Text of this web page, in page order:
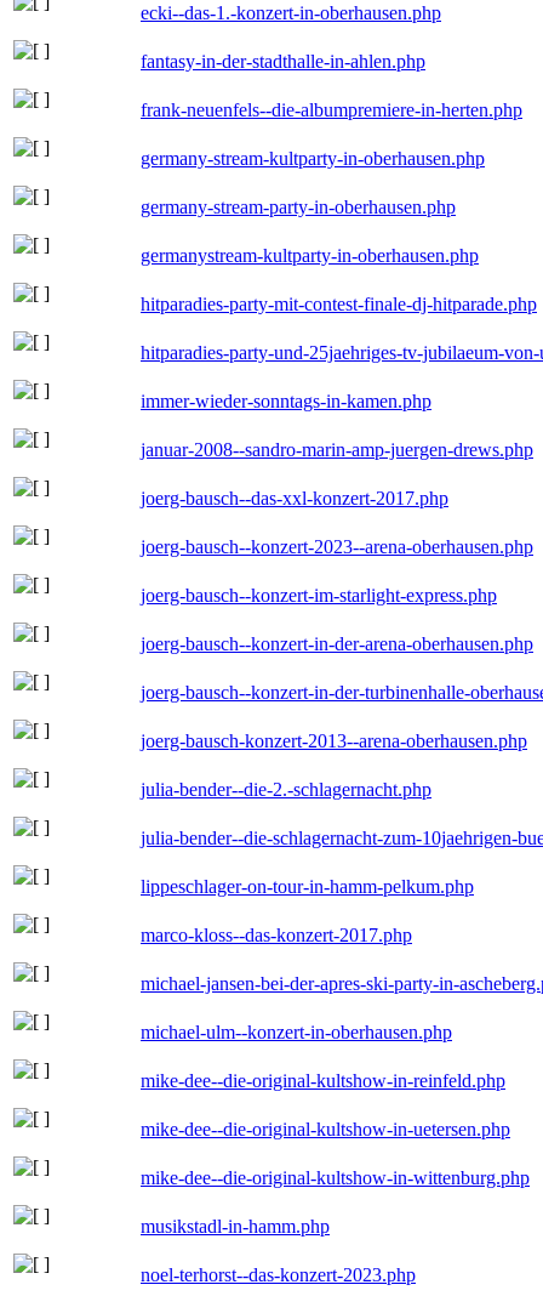
ecki--das-1.-konzert-in-oberhausen.php
fantasy-in-der-stadthalle-in-ahlen.php
frank-neuenfels--die-albumpremiere-in-herten.php
germany-stream-kultparty-in-oberhausen.php
germany-stream-party-in-oberhausen.php
germanystream-kultparty-in-oberhausen.php
hitparadies-party-mit-contest-finale-dj-hitparade.php
hitparadies-party-und-25jaehriges-tv-jubilaeum-
immer-wieder-sonntags-in-kamen.php
januar-2008--sandro-marin-amp-juergen-drews.php
joerg-bausch--das-xxl-konzert-2017.php
joerg-bausch--konzert-2023--arena-oberhausen.php
joerg-bausch--konzert-im-starlight-express.php
joerg-bausch--konzert-in-der-arena-oberhausen.php
joerg-bausch--konzert-in-der-turbinenhalle-
joerg-bausch-konzert-2013--arena-oberhausen.php
julia-bender--die-2.-schlagernacht.php
julia-bender--die-schlagernacht-zum-10jaehrigen-
lippeschlager-on-tour-in-hamm-pelkum.php
marco-kloss--das-konzert-2017.php
michael-jansen-bei-der-apres-ski-party-in-
michael-ulm--konzert-in-oberhausen.php
mike-dee--die-original-kultshow-in-reinfeld.php
mike-dee--die-original-kultshow-in-uetersen.php
mike-dee--die-original-kultshow-in-wittenburg.php
musikstadl-in-hamm.php
noel-terhorst--das-konzert-2023.php